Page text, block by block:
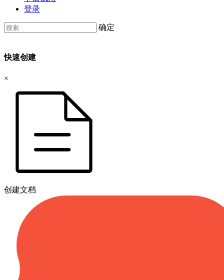
登录
确定
快速创建
×
创建文档